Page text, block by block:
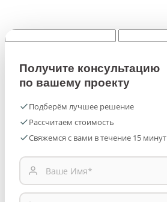
Получите консультацию
по вашему проекту
Подберём лучшее решение
Рассчитаем стоимость
Свяжемся с вами в течение 15 минут